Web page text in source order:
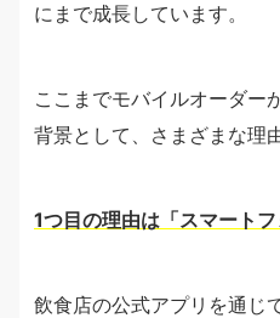
にまで成長しています。
ここまでモバイルオーダー
背景として、さまざまな理
1つ目の理由は「スマートフ
飲食店の公式アプリを通じ